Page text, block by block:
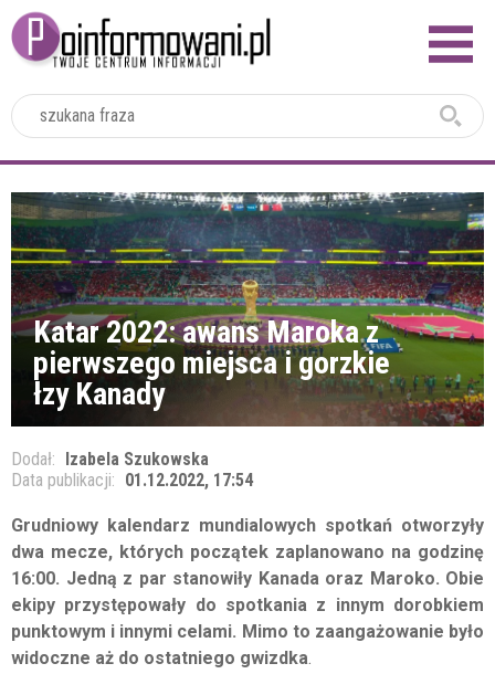
Katar 2022: awans Maroka z
pierwszego miejsca i gorzkie
łzy Kanady
Dodał: Izabela Szukowska
Data publikacji: 01.12.2022, 17:54
Grudniowy kalendarz mundialowych spotkań otworzyły
dwa mecze, których początek zaplanowano na godzinę
16:00. Jedną z par stanowiły Kanada oraz Maroko. Obie
ekipy przystępowały do spotkania z innym dorobkiem
punktowym i innymi celami. Mimo to zaangażowanie było
widoczne aż do ostatniego gwizdka